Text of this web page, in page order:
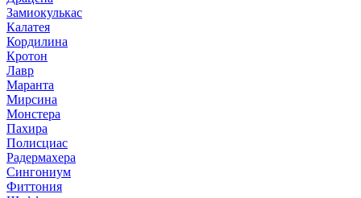
Замиокулькас
Калатея
Кордилина
Кротон
Лавр
Маранта
Мирсина
Монстера
Пахира
Полисциас
Радермахера
Сингониум
Фиттония